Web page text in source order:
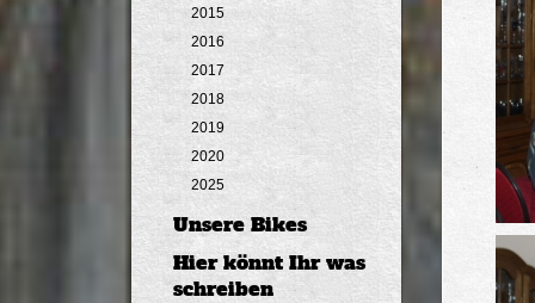
2015
2016
2017
2018
2019
2020
2025
Unsere Bikes
Hier könnt Ihr was
schreiben